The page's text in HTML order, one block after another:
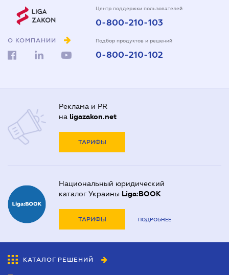
О КОМПАНИИ
Центр поддержки пользователей
0-800-210-103
Подбор продуктов и решений
0-800-210-102
Реклама и PR
на ligazakon.net
ТАРИФЫ
Национальный юридический
каталог Украины Liga:BOOK
ТАРИФЫ ПОДРОБНЕЕ
КАТАЛОГ РЕШЕНИЙ